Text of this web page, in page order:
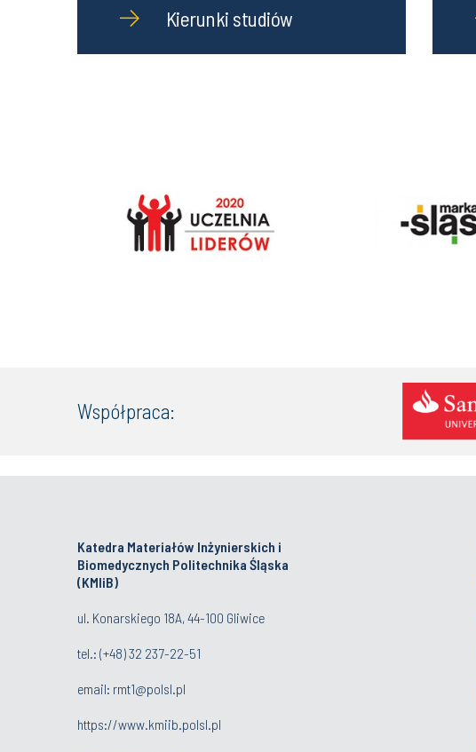
Kierunki studiów
Współpraca:
Katedra Materiałów Inżynierskich i
Biomedycznych Politechnika Śląska
(KMIiB)
ul. Konarskiego 18A, 44-100 Gliwice
tel.: (+48) 32 237-22-51
email: rmt1@polsl.pl
https://www.kmiib.polsl.pl